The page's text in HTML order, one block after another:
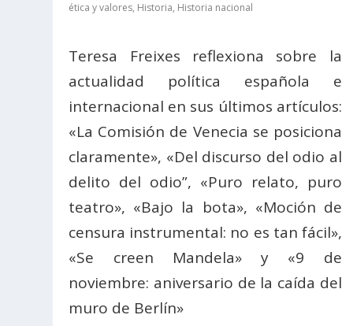
ética y valores, Historia, Historia nacional
Teresa Freixes reflexiona sobre la
actualidad política española e
internacional en sus últimos artículos:
«La Comisión de Venecia se posiciona
claramente», «Del discurso del odio al
delito del odio”, «Puro relato, puro
teatro», «Bajo la bota», «Moción de
censura instrumental: no es tan fácil»,
«Se creen Mandela» y «9 de
noviembre: aniversario de la caída del
muro de Berlín»